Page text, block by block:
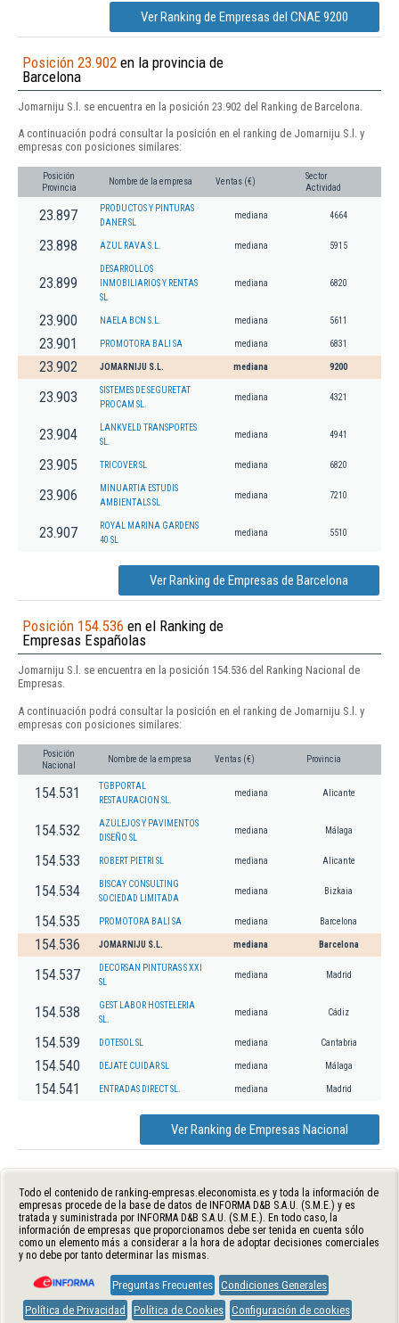
Ver Ranking de Empresas del CNAE 9200
Posición 23.902 en la provincia de
Barcelona
Jomarniju S.l. se encuentra en la posición 23.902 del Ranking de Barcelona.
A continuación podrá consultar la posición en el ranking de Jomarniju S.l. y
empresas con posiciones similares:
Posición
Provincia
Nombre de la empresa Ventas (€)
Sector
Actividad
23.897
PRODUCTOS Y PINTURAS
DANER SL
mediana 4664
23.898 AZUL RAVA S.L. mediana 5915
23.899
DESARROLLOS
INMOBILIARIOS Y RENTAS
SL
mediana 6820
23.900 NAELA BCN S.L. mediana 5611
23.901 PROMOTORA BALI SA mediana 6831
23.902 JOMARNIJU S.L. mediana 9200
23.903
SISTEMES DE SEGURETAT
PROCAM SL.
mediana 4321
23.904
LANKVELD TRANSPORTES
SL.
mediana 4941
23.905 TRICOVER SL mediana 6820
23.906
MINUARTIA ESTUDIS
AMBIENTALS SL
mediana 7210
23.907
ROYAL MARINA GARDENS
40 SL
mediana 5510
Ver Ranking de Empresas de Barcelona
Posición 154.536 en el Ranking de
Empresas Españolas
Jomarniju S.l. se encuentra en la posición 154.536 del Ranking Nacional de
Empresas.
A continuación podrá consultar la posición en el ranking de Jomarniju S.l. y
empresas con posiciones similares:
Posición
Nacional
Nombre de la empresa Ventas (€) Provincia
154.531
TGBPORTAL
RESTAURACION SL.
mediana Alicante
154.532
AZULEJOS Y PAVIMENTOS
DISEÑO SL
mediana Málaga
154.533 ROBERT PIETRI SL mediana Alicante
154.534
BISCAY CONSULTING
SOCIEDAD LIMITADA
mediana Bizkaia
154.535 PROMOTORA BALI SA mediana Barcelona
154.536 JOMARNIJU S.L. mediana Barcelona
154.537
DECORSAN PINTURAS S XXI
SL
mediana Madrid
154.538
GEST LABOR HOSTELERIA
SL.
mediana Cádiz
154.539 DOTESOL SL mediana Cantabria
154.540 DEJATE CUIDAR SL mediana Málaga
154.541 ENTRADAS DIRECT SL. mediana Madrid
Ver Ranking de Empresas Nacional
Todo el contenido de ranking-empresas.eleconomista.es y toda la información de
empresas procede de la base de datos de INFORMA D&B S.A.U. (S.M.E.) y es
tratada y suministrada por INFORMA D&B S.A.U. (S.M.E.). En todo caso, la
información de empresas que proporcionamos debe ser tenida en cuenta sólo
como un elemento más a considerar a la hora de adoptar decisiones comerciales
y no debe por tanto determinar las mismas.
Preguntas Frecuentes Condiciones Generales
Política de Privacidad
Política de Cookies Configuración de cookies